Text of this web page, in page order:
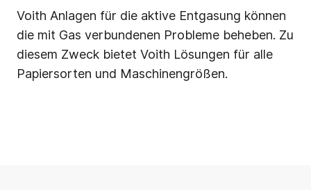
Voith Anlagen für die aktive Entgasung können
die mit Gas verbundenen Probleme beheben. Zu
diesem Zweck bietet Voith Lösungen für alle
Papiersorten und Maschinengrößen.